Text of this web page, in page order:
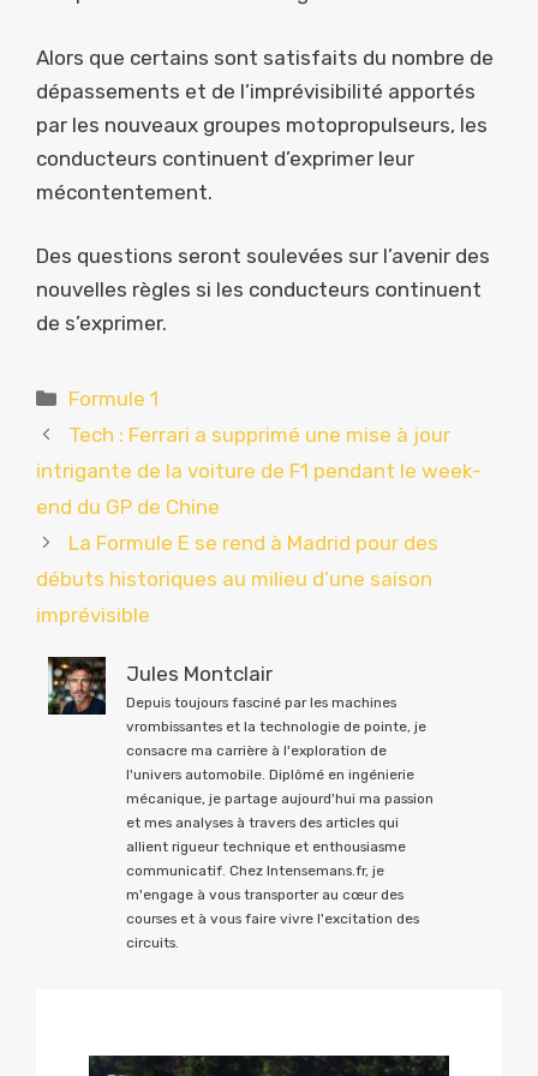
Alors que certains sont satisfaits du nombre de
dépassements et de l’imprévisibilité apportés
par les nouveaux groupes motopropulseurs, les
conducteurs continuent d’exprimer leur
mécontentement.
Des questions seront soulevées sur l’avenir des
nouvelles règles si les conducteurs continuent
de s’exprimer.
Catégories
Formule 1
Tech : Ferrari a supprimé une mise à jour
intrigante de la voiture de F1 pendant le week-
end du GP de Chine
La Formule E se rend à Madrid pour des
débuts historiques au milieu d’une saison
imprévisible
Jules Montclair
Depuis toujours fasciné par les machines
vrombissantes et la technologie de pointe, je
consacre ma carrière à l'exploration de
l'univers automobile. Diplômé en ingénierie
mécanique, je partage aujourd'hui ma passion
et mes analyses à travers des articles qui
allient rigueur technique et enthousiasme
communicatif. Chez Intensemans.fr, je
m'engage à vous transporter au cœur des
courses et à vous faire vivre l'excitation des
circuits.